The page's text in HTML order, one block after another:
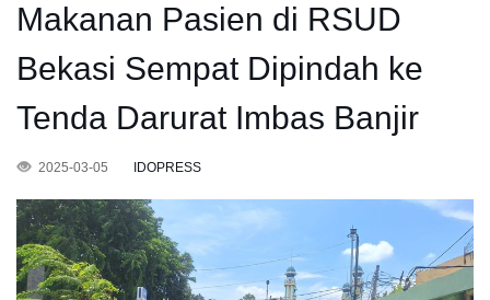
Makanan Pasien di RSUD
Bekasi Sempat Dipindah ke
Tenda Darurat Imbas Banjir
2025-03-05 IDOPRESS